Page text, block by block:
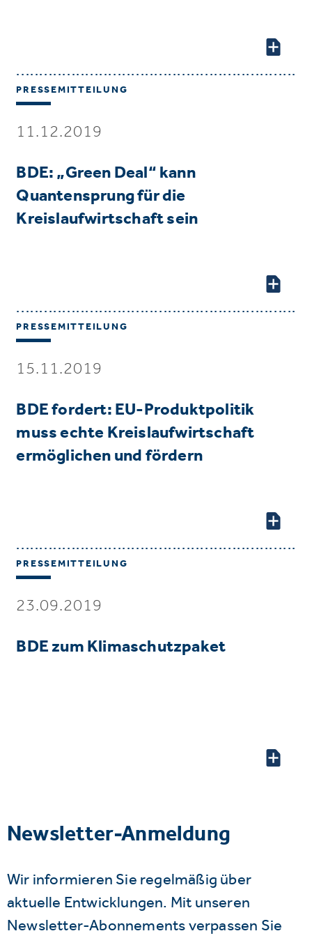
PRESSEMITTEILUNG
11.12.2019
BDE: „Green Deal“ kann
Quantensprung für die
Kreislaufwirtschaft sein
PRESSEMITTEILUNG
15.11.2019
BDE fordert: EU-Produktpolitik
muss echte Kreislaufwirtschaft
ermöglichen und fördern
PRESSEMITTEILUNG
23.09.2019
BDE zum Klimaschutzpaket
Newsletter-Anmeldung
Wir informieren Sie regelmäßig über
aktuelle Entwicklungen. Mit unseren
Newsletter-Abonnements verpassen Sie